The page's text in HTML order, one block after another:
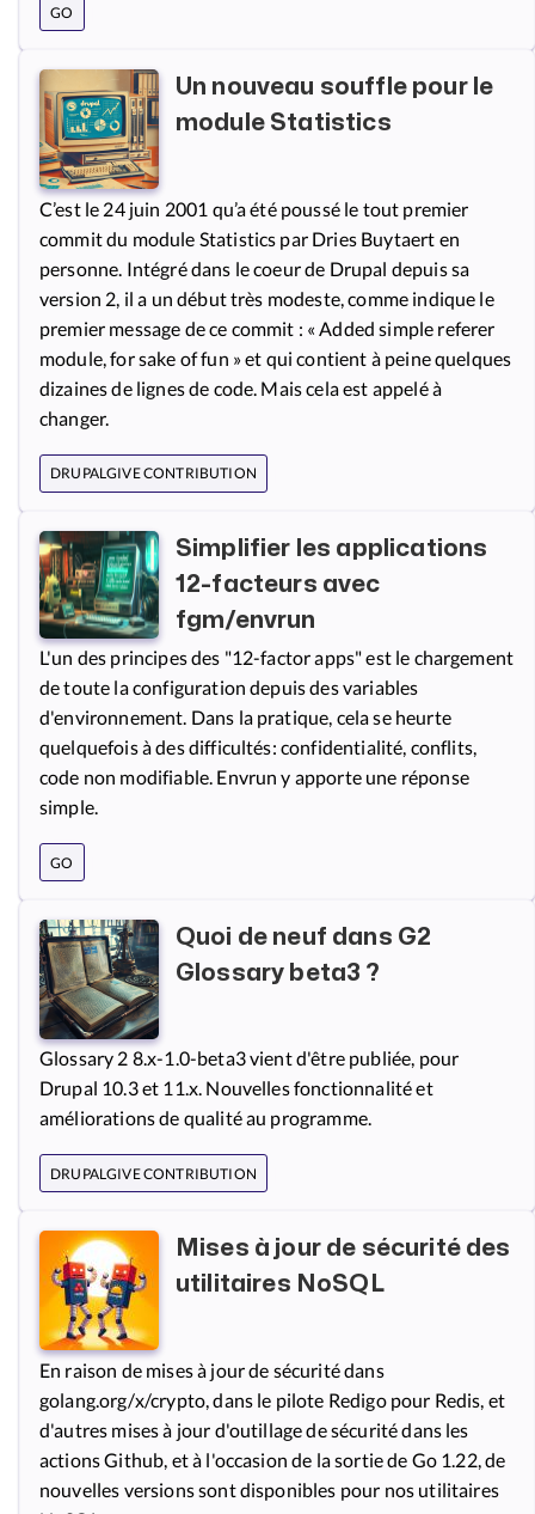
GO
Un nouveau souffle pour le
module Statistics
C’est le 24 juin 2001 qu’a été poussé le tout premier
commit du module Statistics par Dries Buytaert en
personne. Intégré dans le coeur de Drupal depuis sa
version 2, il a un début très modeste, comme indique le
premier message de ce commit : « Added simple referer
module, for sake of fun » et qui contient à peine quelques
dizaines de lignes de code. Mais cela est appelé à
changer.
DRUPALGIVE CONTRIBUTION
Simplifier les applications
12-facteurs avec
fgm/envrun
L'un des principes des "12-factor apps" est le chargement
de toute la configuration depuis des variables
d'environnement. Dans la pratique, cela se heurte
quelquefois à des difficultés: confidentialité, conflits,
code non modifiable. Envrun y apporte une réponse
simple.
GO
Quoi de neuf dans G2
Glossary beta3 ?
Glossary 2 8.x-1.0-beta3 vient d'être publiée, pour
Drupal 10.3 et 11.x. Nouvelles fonctionnalité et
améliorations de qualité au programme.
DRUPALGIVE CONTRIBUTION
Mises à jour de sécurité des
utilitaires NoSQL
En raison de mises à jour de sécurité dans
golang.org/x/crypto, dans le pilote Redigo pour Redis, et
d'autres mises à jour d'outillage de sécurité dans les
actions Github, et à l'occasion de la sortie de Go 1.22, de
nouvelles versions sont disponibles pour nos utilitaires